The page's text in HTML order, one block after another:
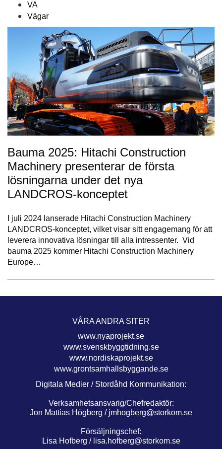
VA
Vägar
Bauma 2025: Hitachi Construction
Machinery presenterar de första
lösningarna under det nya
LANDCROS-konceptet
I juli 2024 lanserade Hitachi Construction Machinery
LANDCROS-konceptet, vilket visar sitt engagemang för att
leverera innovativa lösningar till alla intressenter. Vid
bauma 2025 kommer Hitachi Construction Machinery
Europe…
VÅRA ANDRA SITER
www.nyaprojekt.se
www.svenskbyggtidning.se
www.nordiskaprojekt.se
www.grontsamhallsbyggande.se
Digitala Medier / Stordåhd Kommunikation:
Verksamhetsansvarig/Chefredaktör:
Jon Mattias Högberg / jmhogberg@storkom.se
Försäljningschef:
Lisa Hofberg / lisa.hofberg@storkom.se